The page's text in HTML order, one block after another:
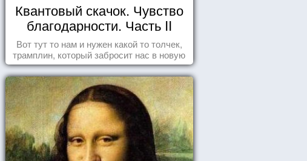
Квантовый скачок. Чувство
благодарности. Часть II
Вот тут то нам и нужен какой то толчек,
трамплин, который забросит нас в новую
реальность. БЛАГОДАРНОСТЬ.